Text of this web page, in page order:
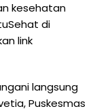
kesehatan
di
link
langsung
Puskesmas